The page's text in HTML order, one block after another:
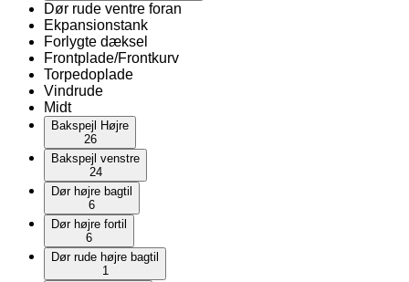
Dør rude ventre foran
Ekpansionstank
Forlygte dæksel
Frontplade/Frontkurv
Torpedoplade
Vindrude
Midt
Bakspejl Højre
26
Bakspejl venstre
24
Dør højre bagtil
6
Dør højre fortil
6
Dør rude højre bagtil
1